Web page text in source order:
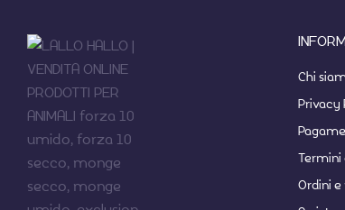
Chi
Privacy
Termini
Ordini e